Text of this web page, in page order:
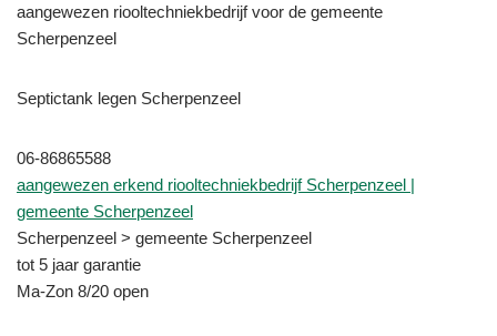
aangewezen riooltechniekbedrijf voor de gemeente
Scherpenzeel
Septictank legen Scherpenzeel
06-86865588
aangewezen erkend riooltechniekbedrijf Scherpenzeel |
gemeente Scherpenzeel
Scherpenzeel > gemeente Scherpenzeel
tot 5 jaar garantie
Ma-Zon 8/20 open